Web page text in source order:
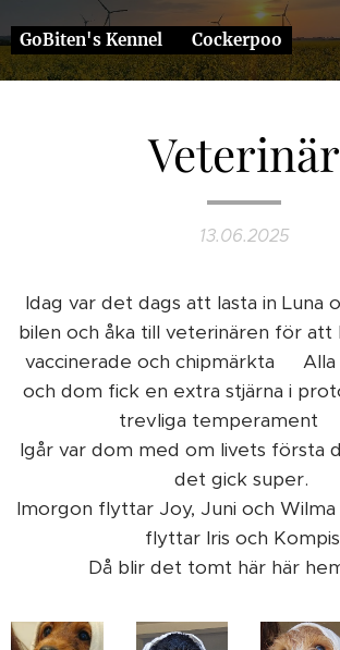
GoBiten's Kennel ❤️ Cockerpoo
Veterinär
13.06.2025
Idag var det dags att lasta in Luna
bilen och åka till veterinären för att
vaccinerade och chipmärkta 😊Alla
och dom fick en extra stjärna i
trevliga temperament
Igår var dom med om livets första
det gick super.
Imorgon flyttar Joy, Juni och Wilma
flyttar Iris och
Då blir det tomt här här